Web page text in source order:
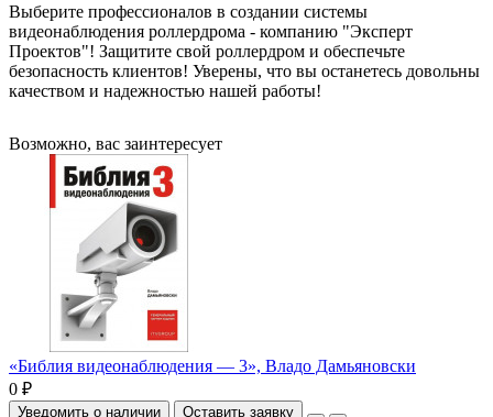
Выберите профессионалов в создании системы
видеонаблюдения роллердрома - компанию "Эксперт
Проектов"! Защитите свой роллердром и обеспечьте
безопасность клиентов! Уверены, что вы останетесь довольны
качеством и надежностью нашей работы!
Возможно, вас заинтересует
«Библия видеонаблюдения — 3», Владо Дамьяновски
0 ₽
Уведомить о наличии Оставить заявку